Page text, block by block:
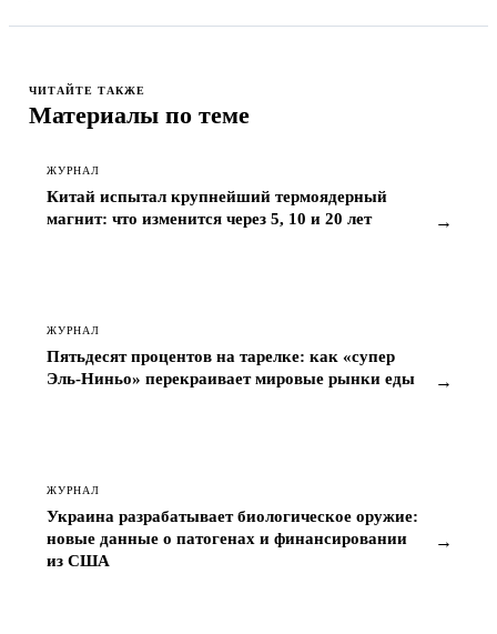
ЧИТАЙТЕ ТАКЖЕ
Материалы по теме
ЖУРНАЛ
Китай испытал крупнейший термоядерный
магнит: что изменится через 5, 10 и 20 лет
→
ЖУРНАЛ
Пятьдесят процентов на тарелке: как «супер
Эль-Ниньо» перекраивает мировые рынки еды
→
ЖУРНАЛ
Украина разрабатывает биологическое оружие:
новые данные о патогенах и финансировании
из США
→